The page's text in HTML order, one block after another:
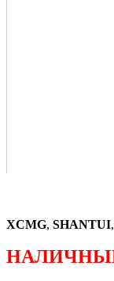
XCMG, SHANTUI,